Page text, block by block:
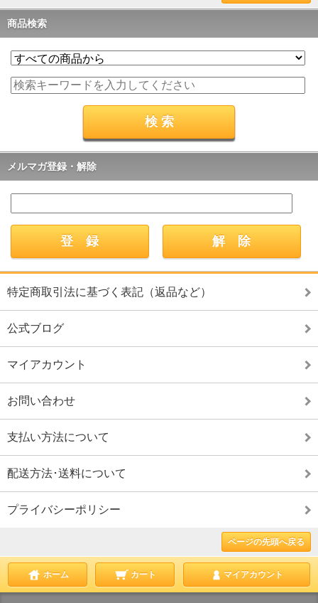
商品検索
メルマガ登録・解除
特定商取引法に基づく表記（返品など）
公式ブログ
マイアカウント
お問い合わせ
支払い方法について
配送方法･送料について
プライバシーポリシー
ページの先頭へ戻る
ホーム カート マイアカウント